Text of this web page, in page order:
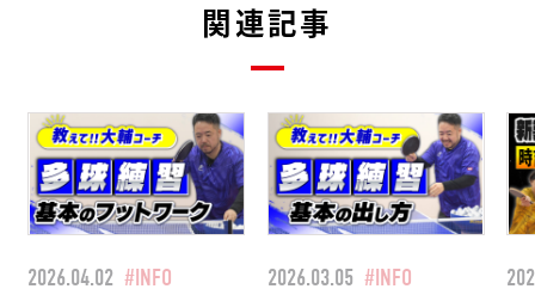
関連記事
2026.04.02 #INFO 2026.03.05 #INFO